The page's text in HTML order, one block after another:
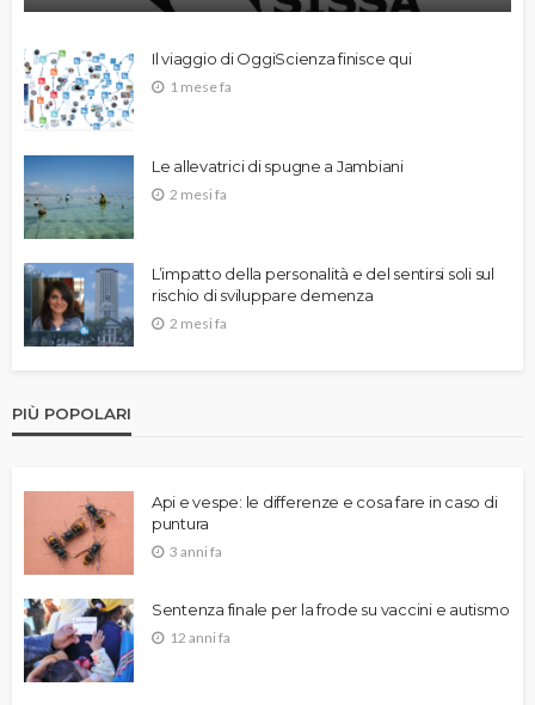
Il viaggio di OggiScienza finisce qui
1 mese fa
Le allevatrici di spugne a Jambiani
2 mesi fa
L’impatto della personalità e del sentirsi soli sul
rischio di sviluppare demenza
2 mesi fa
PIÙ POPOLARI
Api e vespe: le differenze e cosa fare in caso di
puntura
3 anni fa
Sentenza finale per la frode su vaccini e autismo
12 anni fa